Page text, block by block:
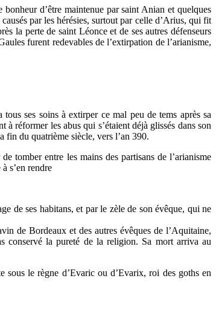
d’être maintenue par saint Anian et quelques
par les hérésies, surtout par celle d’Arius, qui fit
la perte de saint Léonce et de ses autres défenseurs
furent redevables de l’extirpation de l’arianisme,
ses soins à extirper ce mal peu de tems après sa
réformer les abus qui s’étaient déjà glissés dans son
fin du quatrième siècle, vers l’an 390.
tomber entre les mains des partisans de l’arianisme
s’en rendre
de ses habitans, et par le zèle de son évêque, qui ne
de Bordeaux et des autres évêques de l’Aquitaine,
conservé la pureté de la religion. Sa mort arriva au
sous le règne d’Evaric ou d’Evarix, roi des goths en